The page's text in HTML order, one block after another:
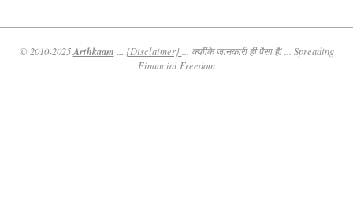
© 2010-2025Arthkaam ... {Disclaimer}
... क्योंकि जानकारी ही पैसा है! ... Spreading
Financial Freedom